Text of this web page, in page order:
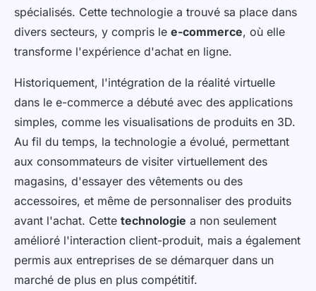
spécialisés. Cette technologie a trouvé sa place dans
divers secteurs, y compris le e-commerce, où elle
transforme l'expérience d'achat en ligne.
Historiquement, l'intégration de la réalité virtuelle
dans le e-commerce a débuté avec des applications
simples, comme les visualisations de produits en 3D.
Au fil du temps, la technologie a évolué, permettant
aux consommateurs de visiter virtuellement des
magasins, d'essayer des vêtements ou des
accessoires, et même de personnaliser des produits
avant l'achat. Cette technologie a non seulement
amélioré l'interaction client-produit, mais a également
permis aux entreprises de se démarquer dans un
marché de plus en plus compétitif.